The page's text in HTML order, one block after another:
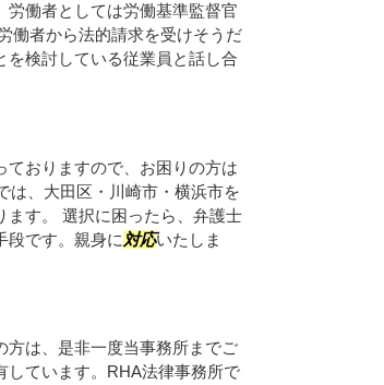
働者としては労働基準監督官
働者から法的請求を受けそうだ
を検討している従業員と話し合
ておりますので、お困りの方は
は、大田区・川崎市・横浜市を
ます。 選択に困ったら、弁護士
段です。親身に 対応いたしま
方は、是非一度当事務所までご
しています。RHA法律事務所で